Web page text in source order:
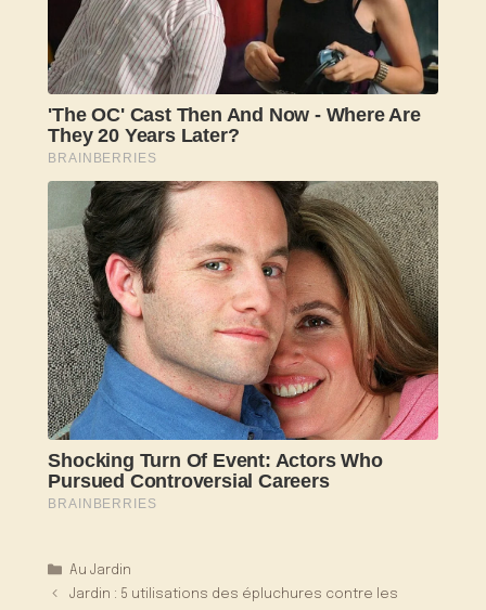
Catégories
Au Jardin
Jardin : 5 utilisations des épluchures contre les